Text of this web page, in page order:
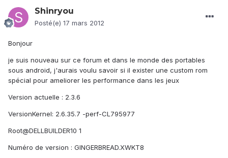
Shinryou
Posté(e) 17 mars 2012
Bonjour
je suis nouveau sur ce forum et dans le monde des portables
sous android, j'aurais voulu savoir si il exister une custom rom
spécial pour ameliorer les performance dans les jeux
Version actuelle : 2.3.6
VersionKernel: 2.6.35.7 -perf-CL795977
Root@DELLBUILDER10 1
Numéro de version : GINGERBREAD.XWKT8